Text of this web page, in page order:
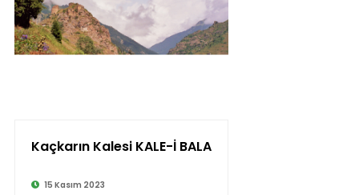
Kaçkarın Kalesi KALE-İ BALA
15 Kasım 2023